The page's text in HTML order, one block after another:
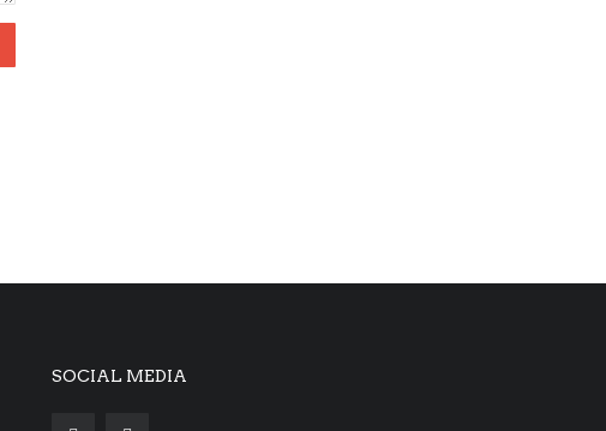
SOCIAL MEDIA